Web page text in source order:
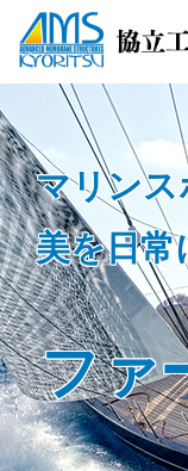
マリンス
美を日常
ファ